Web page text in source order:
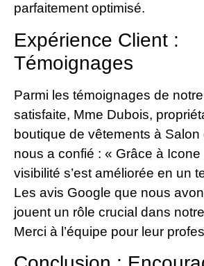
parfaitement optimisé.
Expérience Client :
Témoignages
Parmi les témoignages de
satisfaite, Mme Dubois,
boutique de vêtements à Salon
nous a confié : « Grâce à Icone
visibilité s’est améliorée en un
Les avis Google que nous
jouent un rôle crucial dans
Merci à l’équipe pour leur